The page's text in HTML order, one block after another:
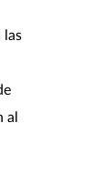
las
al